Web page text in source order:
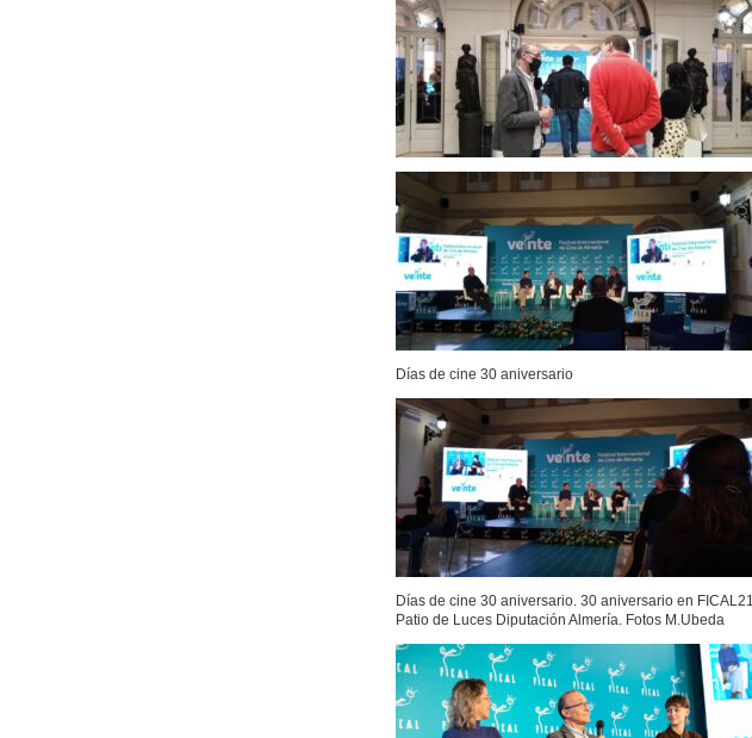
Días de cine 30 aniversario
Días de cine 30 aniversario. 30 aniversario en FICAL21.
Patio de Luces Diputación Almería. Fotos M.Ubeda